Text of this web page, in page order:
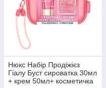
Нюкс Набір Продіжієз
Гіалу Буст сироватка 30мл
+ крем 50мл+ косметичка